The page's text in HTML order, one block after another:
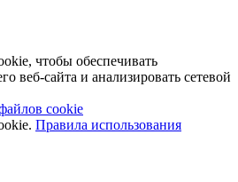
чтобы обеспечивать
веб-сайта и анализировать сетевой
cookie
Правила использования